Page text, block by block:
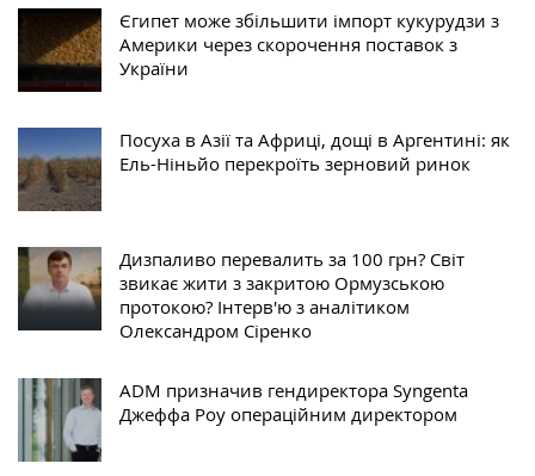
Єгипет може збільшити імпорт кукурудзи з
Америки через скорочення поставок з
України
Посуха в Азії та Африці, дощі в Аргентині: як
Ель-Ніньйо перекроїть зерновий ринок
Дизпаливо перевалить за 100 грн? Світ
звикає жити з закритою Ормузською
протокою? Інтерв'ю з аналітиком
Олександром Сіренко
ADM призначив гендиректора Syngenta
Джеффа Роу операційним директором